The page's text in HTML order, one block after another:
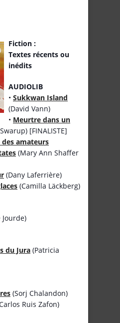
Fiction :
Textes récents ou
inédits
AUDIOLIB
•Sukkwan Island
(David Vann)
• Meurtre dans un
[FINALISTE]
amateurs
(Mary Ann Shaffer
(Dany Laferrière)
(Camilla Läckberg)
Jourde)
du Jura (Patricia
(Sorj Chalandon)
Ruis Zafon)